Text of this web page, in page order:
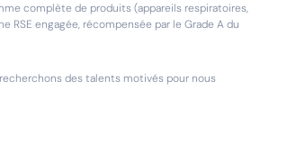
complète de produits (appareils respiratoires,
engagée, récompensée par le Grade A du
des talents motivés pour nous